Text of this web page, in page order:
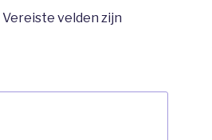
Vereiste velden zijn